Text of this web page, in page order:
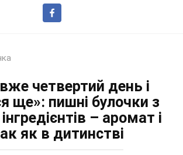
четвертий день і
ще»: пишні булочки з
– аромат і
як в дитинстві